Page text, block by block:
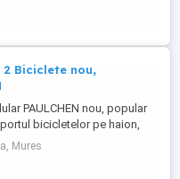
Biciclete nou,
PAULCHEN nou, popular
bicicletelor pe haion,
cârlig de remorcare. Acest
similar cu modelul Comfort
pentru structura sa
Mures